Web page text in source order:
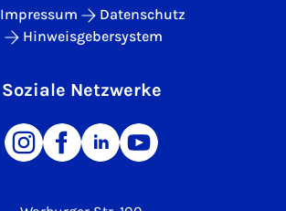
Impressum
Datenschutz
Hinweisgebersystem
Soziale Netzwerke